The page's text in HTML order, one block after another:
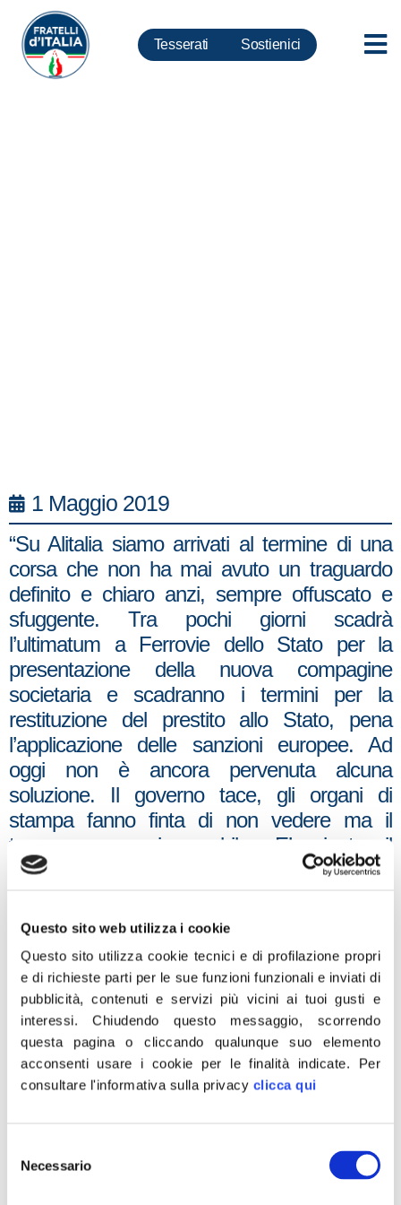
Questo sito web utilizza i cookie
Questo sito utilizza cookie tecnici e di profilazione propri
e di richieste parti per le sue funzioni funzionali e inviati di
pubblicità, contenuti e servizi più vicini ai tuoi gusti e
interessi.Chiudendo questo messaggio, scorrendo
questa pagina o cliccando qualunque suo elemento
acconsenti usare i cookie per le finalità indicate. Per
consultare l'informativa sulla privacy clicca qui
delNecessario
Tesserati Sostienici
1 Maggio 2019
“Su Alitalia siamo arrivati al termine di una
corsa che non ha mai avuto un traguardo
definito e chiaro anzi, sempre offuscato e
sfuggente. Tra pochi giorni scadrà
l’ultimatum a Ferrovie dello Stato per la
presentazione della nuova compagine
societaria e scadranno i termini per la
restituzione del prestito allo Stato, pena
l’applicazione delle sanzioni europee. Ad
oggi non è ancora pervenuta alcuna
soluzione. Il governo tace, gli organi di
stampa fanno finta di non vedere ma il
tempo passa inesorabile. E’ giunto il
momento di fare chiarezza e luce su una
deve al popolo italiano che, a causa di
gestioni scellerate, ha messo sul piatto
Alitalia 7 miliardi di euro negli ultimi anni. Ma
lo si deve soprattutto ai lavoratori che ormai
versano in uno stato d’animo di
rassegnazione e acquiescenza. Le
ripercussioni di un ennesimo fallimento
sarebbero gravissime, mettendo sul piano
governo di porre fine ad una crisi del
comparto aereo, fondamentale per una